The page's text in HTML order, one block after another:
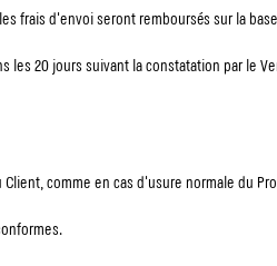
frais d'envoi seront remboursés sur la
les 20 jours suivant la constatation par le
comme en cas d'usure normale du